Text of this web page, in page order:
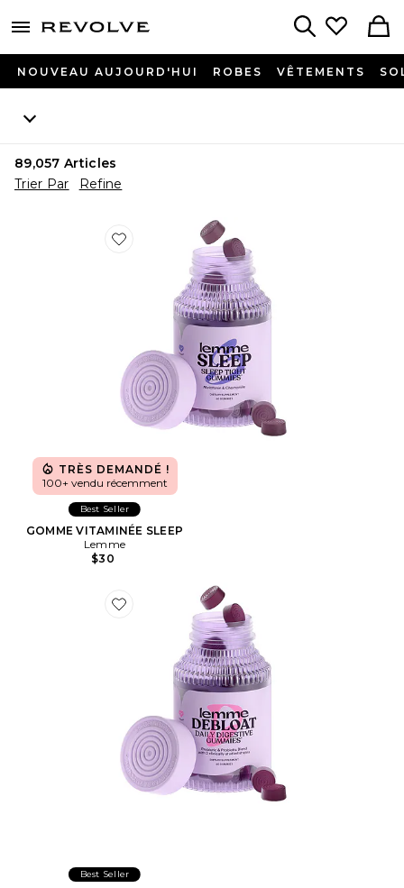
menu - shows more content
NOUVEAU AUJOURD'HUI ROBES VÊTEMENTS
89,057 Articles
Trier Par
Refine
Favorite GOMME VITAMINÉE SLEEP
TRÈS DEMANDÉ !
100+ vendu récemment
Best Seller
GOMME VITAMINÉE SLEEP
Lemme
$30
Favorite GOMME VITAMINÉE DEBLOAT
Best Seller